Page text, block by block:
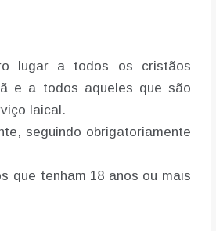
lugar a todos os cristãos
e a todos aqueles que são
laical.
seguindo obrigatoriamente
que tenham 18 anos ou mais